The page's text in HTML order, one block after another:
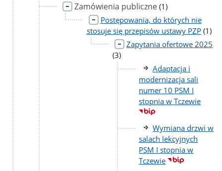
Zamówienia publiczne liczba
podstron
(1)
Postępowania, do których nie
stosuje się przepisów ustawy PZP liczba
(1)
Zapytania ofertowe 2025
liczba
podstron
(3)
Adaptacja i
modernizacja sali
numer 10 PSM I
stopnia w Tczewie
Wymiana drzwi w
salach lekcyjnych
PSM I stopnia w
Tczewie